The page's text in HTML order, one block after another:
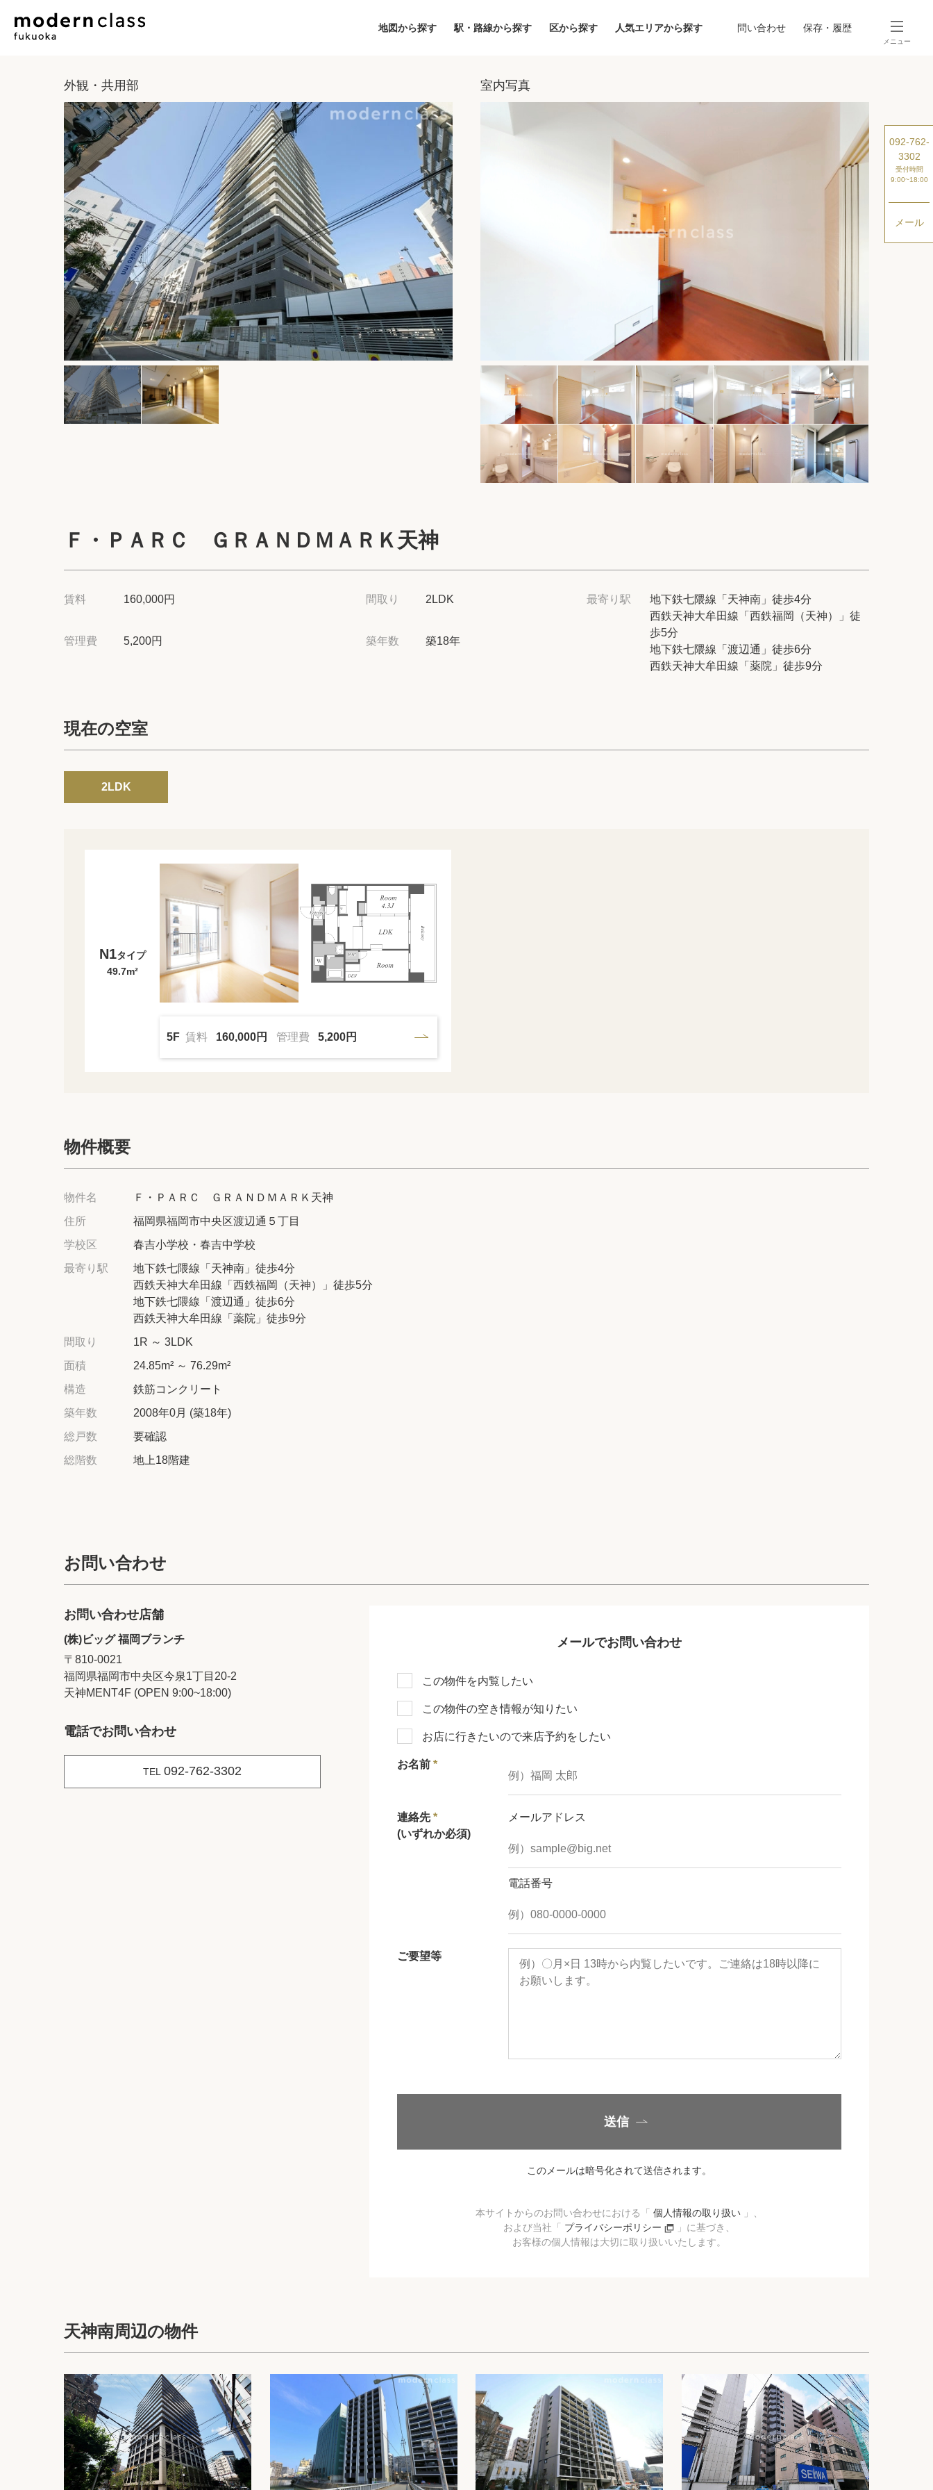
地図から探す 駅・路線から探す 区から探す 人気エリアから探す 問い合わせ 保存・履歴
メニュー
閲覧履歴
保存した検索条件
店舗・スタッフ紹介
希望条件を伝えてプロに探してもらう
高級賃貸物件コラム modern classについて
クッキーポリシー
外観・共用部 室内写真
Ｆ・ＰＡＲＣ ＧＲＡＮＤＭＡＲＫ天神
賃料 160,000円 間取り 2LDK
管理費 5,200円 築年数 築18年
最寄り駅
地下鉄七隈線「天神南」徒歩4分
西鉄天神大牟田線「西鉄福岡（天神）」徒
歩5分
地下鉄七隈線「渡辺通」徒歩6分
西鉄天神大牟田線「薬院」徒歩9分
現在の空室
2LDK
N1タイプ
49.7m²
5F 賃料 160,000円 管理費 5,200円
物件概要
物件名
Ｆ・ＰＡＲＣ ＧＲＡＮＤＭＡＲＫ天神
住所
福岡県福岡市中央区渡辺通５丁目
学校区
春吉小学校・春吉中学校
最寄り駅
地下鉄七隈線「天神南」徒歩4分
西鉄天神大牟田線「西鉄福岡（天神）」徒歩5分
地下鉄七隈線「渡辺通」徒歩6分
西鉄天神大牟田線「薬院」徒歩9分
間取り
1R ～ 3LDK
面積
24.85m² ～ 76.29m²
構造
鉄筋コンクリート
築年数
2008年0月 (築18年)
総戸数
要確認
総階数
地上18階建
092-762-
3302
受付時間
9:00~18:00
メール
お問い合わせ
お問い合わせ店舗
(株)ビッグ 福岡ブランチ
〒810-0021
福岡県福岡市中央区今泉1丁目20‐2
天神MENT4F (OPEN 9:00~18:00)
電話でお問い合わせ
TEL 092-762-3302
メールでお問い合わせ
この物件を内覧したい
この物件の空き情報が知りたい
お店に行きたいので来店予約をしたい
お名前 *
連絡先*
(いずれか必須)
メールアドレス
電話番号
ご要望等
送信
このメールは暗号化されて送信されます。
本サイトからのお問い合わせにおける「 個人情報の取り扱い 」、
および当社「 プライバシーポリシー
」に基づき、
お客様の個人情報は大切に取り扱いいたします。
天神南周辺の物件